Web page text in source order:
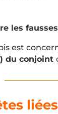
les
est
du conjoint